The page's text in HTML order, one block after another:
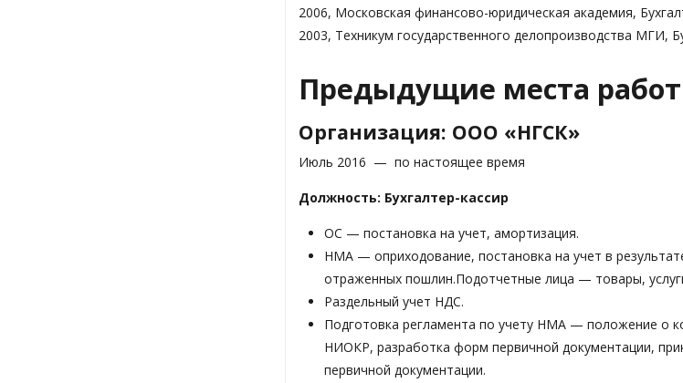
2006, Московская финансово-юридическая академия,
2003, Техникум государственного делопроизводства МГИ,
Предыдущие места
Организация: ООО «НГСК»
Июль 2016 — по настоящее время
Должность: Бухгалтер-кассир
ОС — постановка на учет, амортизация.
НМА — оприходование, постановка на учет в
отраженных пошлин.Подотчетные лица — товары,
Раздельный учет НДС.
Подготовка регламента по учету НМА — положение о
НИОКР, разработка форм первичной документации,
первичной документации.